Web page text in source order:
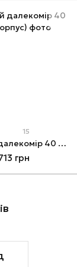
15
Лазерний далекомір 40 м (метал. корпус)
грн